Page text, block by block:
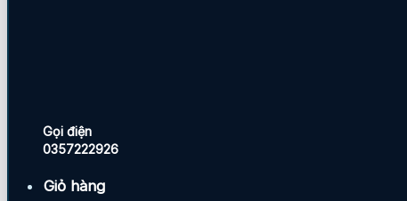
Gọi điện
0357222926
Giỏ hàng